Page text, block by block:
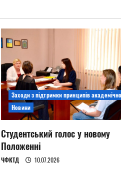
Заходи з підтримки принципів
Новини
Студентський голос у новому
Положенні
ЧФКТД 10.07.2026